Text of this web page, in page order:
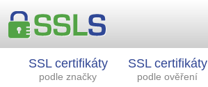
SSL certifikáty
podle značky
SSL certifikáty
podle ověření